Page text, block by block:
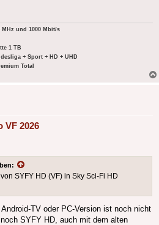
und 1000 Mbit/s
1 TB
+ Sport + HD + UHD
Total
VF 2026
SYFY HD (VF) in Sky Sci-Fi HD
TV oder PC-Version ist noch nicht
SYFY HD, auch mit dem alten